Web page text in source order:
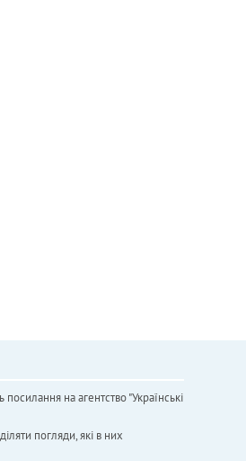
на агентство "Українськi
погляди, які в них